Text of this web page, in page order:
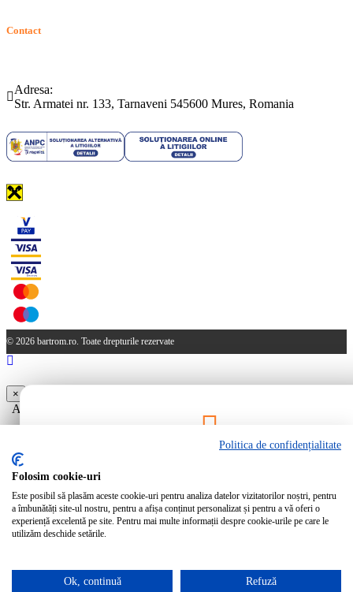
Contact
Adresa:
Str. Armatei nr. 133, Tarnaveni 545600 Mures, Romania
© 2026 bartrom.ro. Toate drepturile rezervate
Abonează-te la newsletter-ul Bartrom pentru a primi cele mai noi
noutăți direct în inbox-ul tău.
×
Aveti produse in cos care provin dintr-o oferta. Doriti ca acestea sa
Nu
Politica de confidențialitate
Folosim cookie-uri
Este posibil să plasăm aceste cookie-uri pentru analiza datelor vizitatorilor noștri, pentru
a îmbunătăți site-ul nostru, pentru a afișa conținut personalizat și pentru a vă oferi o
experiență excelentă pe site. Pentru mai multe informații despre cookie-urile pe care le
utilizăm deschide setările.
Ok, continuă Refuză